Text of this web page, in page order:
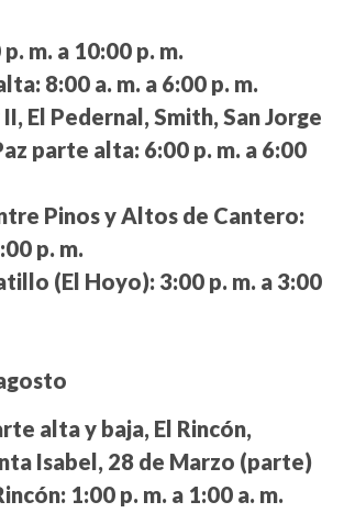
m. a 10:00 p. m.
8:00 a. m. a 6:00 p. m.
El Pedernal, Smith, San Jorge
parte alta: 6:00 p. m. a 6:00
Pinos y Altos de Cantero:
p. m.
(El Hoyo): 3:00 p. m. a 3:00
alta y baja, El Rincón,
Isabel, 28 de Marzo (parte)
1:00 p. m. a 1:00 a. m.